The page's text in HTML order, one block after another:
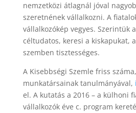
nemzetközi átlagnál jóval
szeretnének vállalkozni. A
vállalkozókép vegyes. Szerintük
céltudatos, keresi a kiskapukat,
szemben tisztességes.
A Kisebbségi Szemle friss
munkatársainak tanulmányával,
el. A kutatás a 2016 – a külhoni
vállalkozók éve c. program